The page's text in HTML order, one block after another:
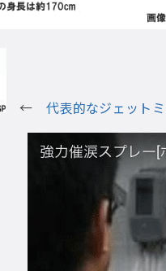
← 代表的なジェット